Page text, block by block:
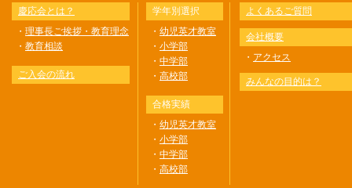
慶応会とは？
・ 理事長ご挨拶・教育理念
・ 教育相談
ご入会の流れ
学年別選択
・ 幼児英才教室
・ 小学部
・ 中学部
・ 高校部
合格実績
・ 幼児英才教室
・ 小学部
・ 中学部
・ 高校部
よくあるご質問
会社概要
・ アクセス
みんなの目的は？